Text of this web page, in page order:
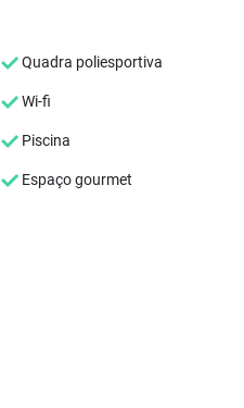
Quadra poliesportiva
Wi-fi
Piscina
Espaço gourmet